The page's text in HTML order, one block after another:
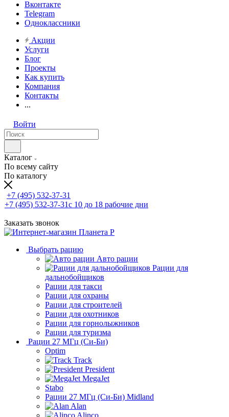
Вконтакте
Telegram
Одноклассники
Акции
Услуги
Блог
Проекты
Как купить
Компания
Контакты
...
Войти
Каталог
По всему сайту
По каталогу
+7 (495) 532-37-31
+7 (495) 532-37-31с 10 до 18 рабочие дни
Заказать звонок
Выбрать рацию
Авто рации
Рации для
дальнобойщиков
Рации для такси
Рации для охраны
Рации для строителей
Рации для охотников
Рации для горнолыжников
Рации для туризма
Рации 27 МГц (Си-Би)
Optim
Track
President
MegaJet
Stabo
Рации 27 МГц (Си-Би) Midland
Alan
Alinco